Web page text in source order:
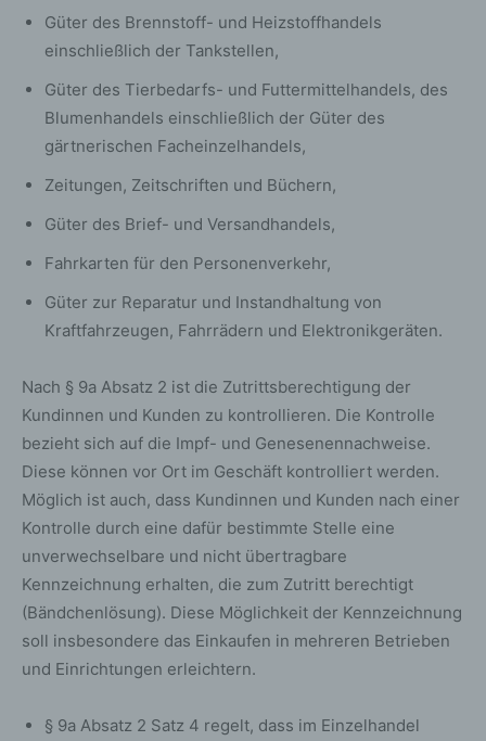
Güter des Brennstoff- und Heizstoffhandels
einschließlich der Tankstellen,
Güter des Tierbedarfs- und Futtermittelhandels, des
Blumenhandels einschließlich der Güter des
gärtnerischen Facheinzelhandels,
Zeitungen, Zeitschriften und Büchern,
Güter des Brief- und Versandhandels,
Fahrkarten für den Personenverkehr,
Güter zur Reparatur und Instandhaltung von
Kraftfahrzeugen, Fahrrädern und Elektronikgeräten.
Nach § 9a Absatz 2 ist die Zutrittsberechtigung der
Kundinnen und Kunden zu kontrollieren. Die Kontrolle
bezieht sich auf die Impf- und Genesenennachweise.
Diese können vor Ort im Geschäft kontrolliert werden.
Möglich ist auch, dass Kundinnen und Kunden nach einer
Kontrolle durch eine dafür bestimmte Stelle eine
unverwechselbare und nicht übertragbare
Kennzeichnung erhalten, die zum Zutritt berechtigt
(Bändchenlösung). Diese Möglichkeit der Kennzeichnung
soll insbesondere das Einkaufen in mehreren Betrieben
und Einrichtungen erleichtern.
§ 9a Absatz 2 Satz 4 regelt, dass im Einzelhandel
nicht registriert sein, wird kein Bild angezeigt. Zu
automatisch auch bei Gravatar registriert sind. Details zu
Gravatar:https://de.gravatar.com
Hosting
Die von uns in Anspruch genommenen Hosting-
folgenden Leistungen: Infrastruktur- und
Speicherplatz und Datenbankdienste,
Sicherheitsleistungen sowie technische
Wartungsleistungen, die wir zum Zwecke des Betriebs
dieses Onlineangebotes einsetzen.
Hierbei verarbeiten wir, bzw. unser Hostinganbieter
Vertragsdaten, Nutzungsdaten, Meta- und
Kommunikationsdaten von Kunden, Interessenten und
Besuchern dieses Onlineangebotes auf Grundlage
unserer berechtigten Interessen an einer effizienten und
sicheren Zurverfügungstellung dieses Onlineangebotes
gem. Art. 6 Abs. 1 lit. f DSGVO i.V.m. Art. 28 DSGVO
(Abschluss Auftragsverarbeitungsvertrag).
Routinemäßige Löschung und
Sperrung von personenbezogenen
Daten
speichert personenbezogene Daten der betroffenen